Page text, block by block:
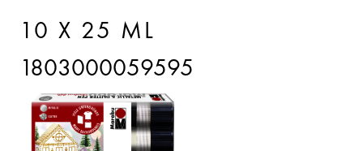
10 X 25 ML
1803000059595